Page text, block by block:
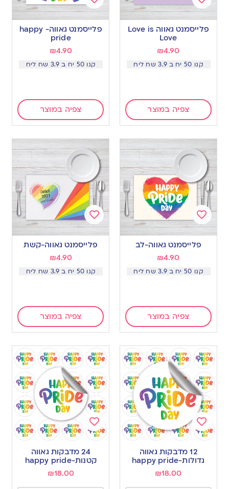
Add
to
פלייסמנט גאווה Love is
Love
₪4.90
קנו 50 יח ב 3.9 שח ליח
צפיה במוצר
Add
to
פלייסמנט גאווה- happy
pride
₪4.90
קנו 50 יח ב 3.9 שח ליח
צפיה במוצר
Add
פלייסמנט גאווה-לב
₪4.90
קנו 50 יח ב 3.9 שח ליח
צפיה במוצר
Add
פלייסמנט גאווה-קשת
₪4.90
קנו 50 יח ב 3.9 שח ליח
צפיה במוצר
Add
wishlist
12 מדבקות גאווה
גדולות-happy pride
₪18.00
Add
wishlist
24 מדבקות גאווה
קטנות-happy pride
₪18.00